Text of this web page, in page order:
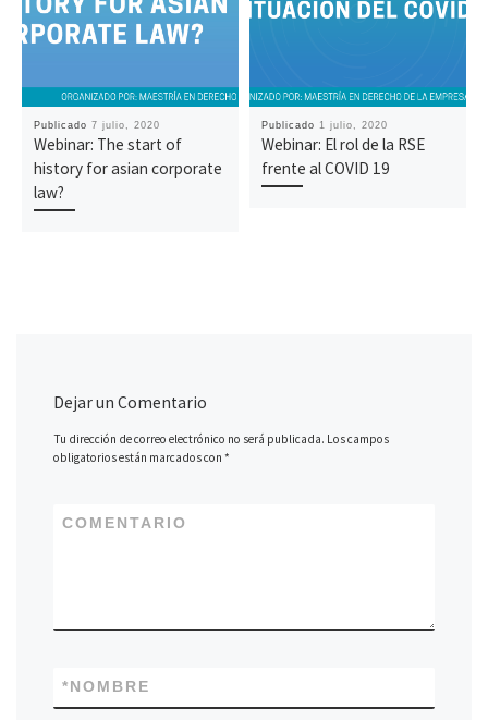
Publicado 7 julio, 2020
Webinar: The start of
history for asian corporate
law?
Publicado 1 julio, 2020
Webinar: El rol de la RSE
frente al COVID 19
Dejar un Comentario
Tu dirección de correo electrónico no será publicada. Los campos
obligatorios están marcados con*
COMENTARIO
NOMBRE
*